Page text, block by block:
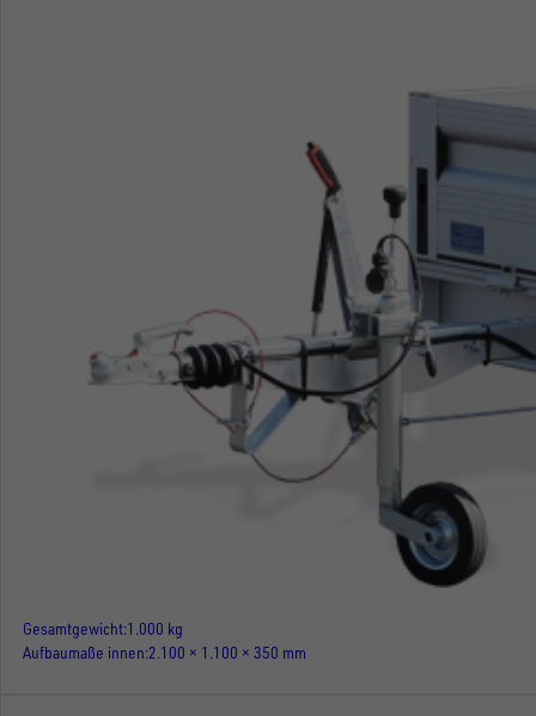
Gesamtgewicht 1.000 kg
Aufbaumaße innen 2.100 × 1.100 × 350 mm